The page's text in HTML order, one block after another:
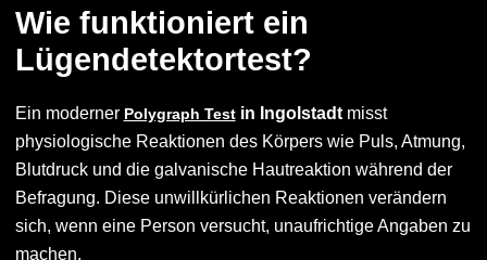
Wie funktioniert ein
Lügendetektortest?
Ein moderner Polygraph Testin Ingolstadtmisst
physiologische Reaktionen des Körpers wie Puls, Atmung,
Blutdruck und die galvanische Hautreaktion während der
Befragung. Diese unwillkürlichen Reaktionen verändern
sich, wenn eine Person versucht, unaufrichtige Angaben zu
machen.